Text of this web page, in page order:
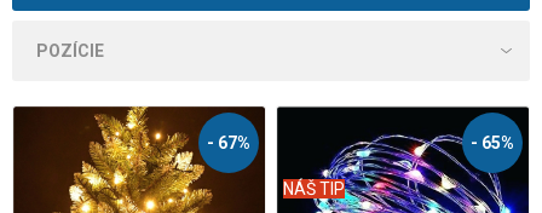
- 67% - 65%
NÁŠ TIP